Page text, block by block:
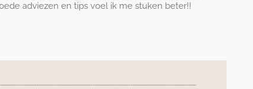
adviezen en tips voel ik me stuken beter!!